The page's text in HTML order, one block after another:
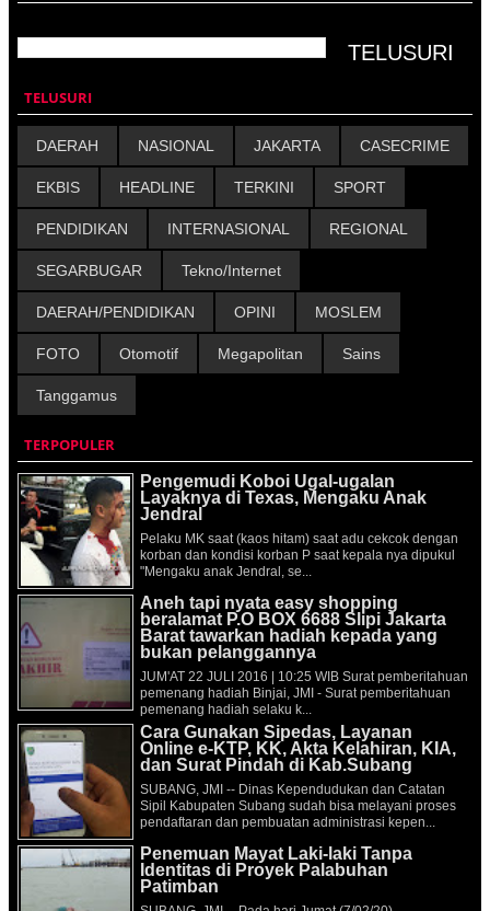
TELUSURI
DAERAH NASIONAL JAKARTA CASECRIME
EKBIS HEADLINE TERKINI SPORT
PENDIDIKAN INTERNASIONAL REGIONAL
SEGARBUGAR Tekno/Internet
DAERAH/PENDIDIKAN OPINI MOSLEM
FOTO Otomotif Megapolitan Sains
Tanggamus
TERPOPULER
Pengemudi Koboi Ugal-ugalan
Layaknya di Texas, Mengaku Anak
Jendral
Pelaku MK saat (kaos hitam) saat adu cekcok dengan
korban dan kondisi korban P saat kepala nya dipukul
"Mengaku anak Jendral, se...
Aneh tapi nyata easy shopping
beralamat P.O BOX 6688 Slipi Jakarta
Barat tawarkan hadiah kepada yang
bukan pelanggannya
JUM'AT 22 JULI 2016 | 10:25 WIB Surat pemberitahuan
pemenang hadiah Binjai, JMI - Surat pemberitahuan
pemenang hadiah selaku k...
Cara Gunakan Sipedas, Layanan
Online e-KTP, KK, Akta Kelahiran, KIA,
dan Surat Pindah di Kab.Subang
SUBANG, JMI -- Dinas Kependudukan dan Catatan
Sipil Kabupaten Subang sudah bisa melayani proses
pendaftaran dan pembuatan administrasi kepen...
Penemuan Mayat Laki-laki Tanpa
Identitas di Proyek Palabuhan
Patimban